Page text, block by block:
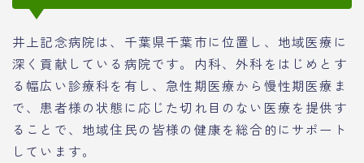
井上記念病院は、千葉県千葉市に位置し、地域医療に
深く貢献している病院です。内科、外科をはじめとす
る幅広い診療科を有し、急性期医療から慢性期医療ま
で、患者様の状態に応じた切れ目のない医療を提供す
ることで、地域住民の皆様の健康を総合的にサポート
しています。